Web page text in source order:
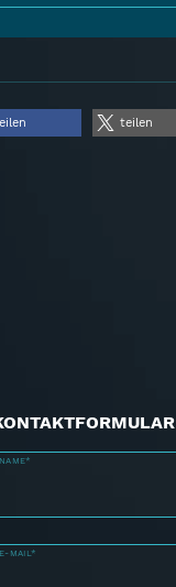
teilen
NAME*
E-MAIL*